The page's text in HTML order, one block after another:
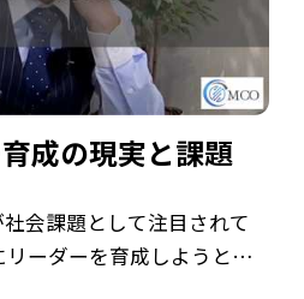
成の現実と課題
会課題として注目されて
ーダーを育成しようとし